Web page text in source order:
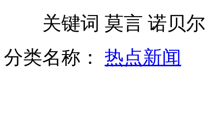
监拍"奥迪女"开车遭两男子劫车全程
关键词 莫言 诺贝尔
分类名称： 热点新闻